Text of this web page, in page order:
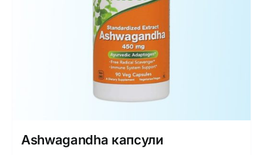
Ashwagandha капсули